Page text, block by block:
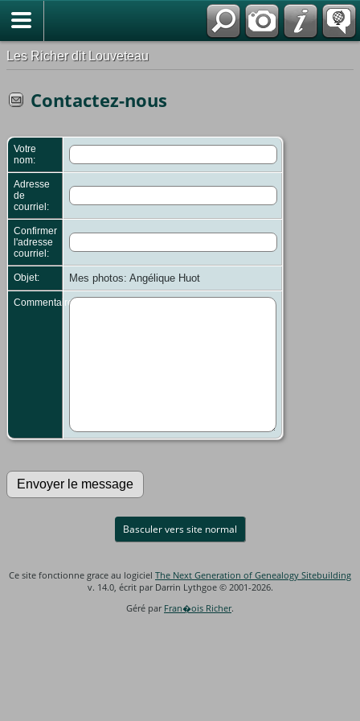
Les Richer dit Louveteau
Contactez-nous
Votre
nom:
Adresse
de
courriel:
Confirmer
l'adresse
courriel:
Objet: Mes photos: Angélique Huot
Commentaires:
Basculer vers site normal
Ce site fonctionne grace au logiciel The Next Generation of Genealogy Sitebuilding
v. 14.0, écrit par Darrin Lythgoe © 2001-2026.
Géré par Fran�ois Richer.